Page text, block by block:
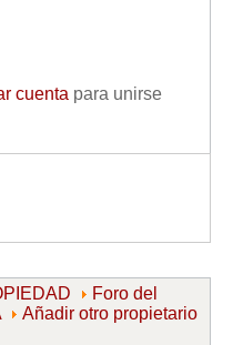
cuenta para unirse
Foro del
Añadir otro propietario